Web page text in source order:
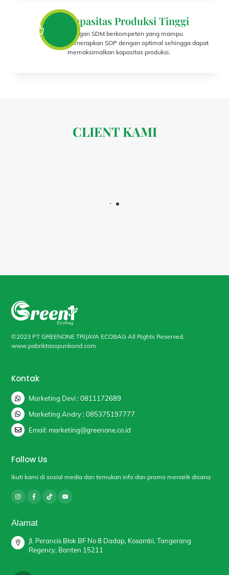
Kapasitas Produksi Tinggi
Dengan SDM berkompeten yang mampu
menerapkan SOP dengan optimal sehingga dapat
memaksimalkan kapasitas produksi.
CLIENT KAMI
©2023 PT GREENONE TRIJAYA ECOBAG All Rights Reserved.
www.pabriktasspunbond.com
Kontak
Marketing Devi : 0811172689
Marketing Andry : 085375197777
Email: marketing@greenone.co.id
Follow Us
Ikuti kami di sosial media dan temukan info dan promo menarik disana
Alamat
Jl. Perancis Blok BF No 8 Dadap, Kosambi, Tangerang
Regency, Banten 15211